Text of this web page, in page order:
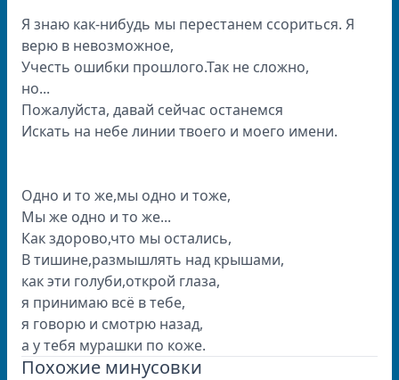
Я знаю как-нибудь мы перестанем ссориться. Я
верю в невозможное,
Учесть ошибки прошлого.Так не сложно,
но...
Пожалуйста, давай сейчас останемся
Искать на небе линии твоего и моего имени.
Одно и то же,мы одно и тоже,
Мы же одно и то же...
Как здорово,что мы остались,
В тишине,размышлять над крышами,
как эти голуби,открой глаза,
я принимаю всё в тебе,
я говорю и смотрю назад,
а у тебя мурашки по коже.
Похожие минусовки